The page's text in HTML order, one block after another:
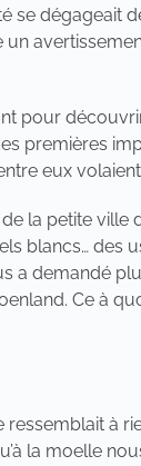
se
un
pour
premières
eux
la petite
blancs… des
demandé
Ce à
ressemblait à
la moelle